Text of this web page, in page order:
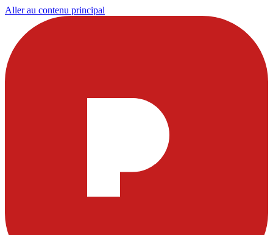
Aller au contenu principal